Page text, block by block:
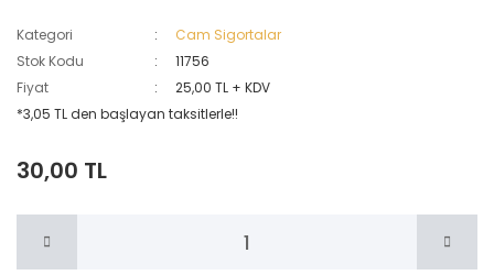
Kategori
Cam Sigortalar
Stok Kodu
11756
Fiyat
25,00 TL + KDV
*3,05 TL den başlayan taksitlerle!!
30,00 TL